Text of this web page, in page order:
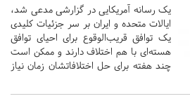
یک رسانه آمریکایی در گزارشی مدعی شد،
ایالات متحده و ایران بر سر جزئیات کلیدی
یک توافق قریب‌الوقوع برای احیای توافق
هسته‌ای با هم اختلاف دارند و ممکن است
چند هفته برای حل اختلافاتشان زمان نیاز